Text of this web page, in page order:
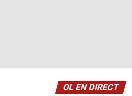
OL EN DIRECT